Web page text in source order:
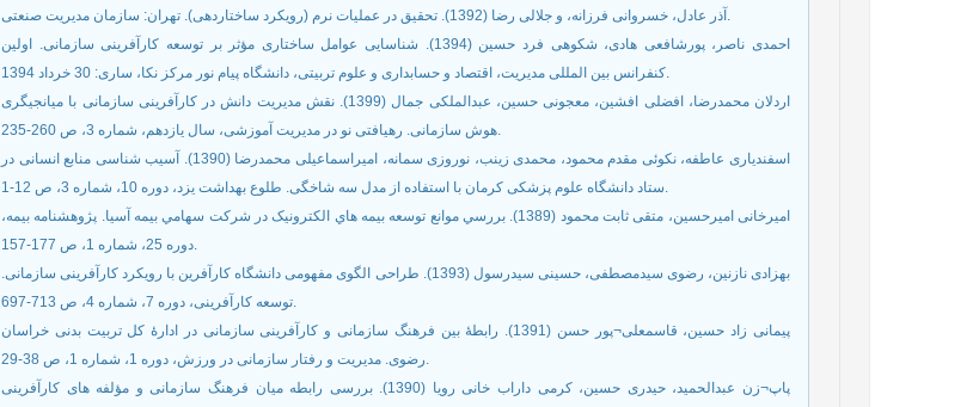
آذر عادل، خسروانی فرزانه، و جلالی رضا (1392). تحقیق در عملیات نرم (رویکرد ساختاردهی). تهران: سازمان مدیریت صنعتی.
احمدی ناصر، پورشافعی هادی، شکوهی فرد حسین (1394). شناسایی عوامل ساختاری مؤثر بر توسعه کارآفرینی سازمانی. اولین
کنفرانس بین المللی مدیریت، اقتصاد و حسابداری و علوم تربیتی، دانشگاه پیام نور مرکز نکا، ساری: 30 خرداد 1394.
اردلان محمدرضا، افضلی افشین، معجونی حسین، عبدالملکی جمال (1399). نقش مدیریت دانش در کارآفرینی سازمانی با میانجیگری
هوش سازمانی. رهیافتی نو در مدیریت آموزشی، سال یازدهم، شماره 3، ص 260-235.
اسفندیاری عاطفه، نکوئی مقدم محمود، محمدی زینب، نوروزی سمانه، امیراسماعیلی محمدرضا (1390). آسیب شناسی منابع انسانی در
ستاد دانشگاه علوم پزشکی کرمان با استفاده از مدل سه شاخگی. طلوع بهداشت یزد، دوره 10، شماره 3، ص 12-1.
امیرخانی امیرحسین، متقی ثابت محمود (1389). بررسي موانع توسعه بيمه هاي الکترونيک در شرکت سهامي بيمه آسيا. پژوهشنامه بیمه،
دوره 25، شماره 1، ص 177-157.
بهزادی نازنین، رضوی سیدمصطفی، حسینی سیدرسول (1393). طراحی الگوی مفهومی دانشگاه کارآفرین با رویکرد کارآفرینی سازمانی.
توسعه کارآفرینی، دوره 7، شماره 4، ص 713-697.
پیمانی زاد حسین، قاسمعلی¬پور حسن (1391). رابطۀ بین فرهنگ سازمانی و کارآفرینی سازمانی در ادارۀ کل تربیت بدنی خراسان
رضوی. مدیریت و رفتار سازمانی در ورزش، دوره 1، شماره 1، ص 38-29.
پاپ¬زن عبدالحمید، حیدری حسین، کرمی داراب خانی رویا (1390). بررسی رابطه میان فرهنگ سازمانی و مؤلفه ‏های کارآفرینی